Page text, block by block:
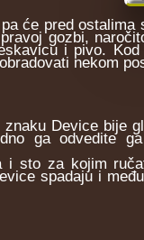
će pred
gozbi,
i pivo.
nekom
Device bije
ga odvedite
sto za kojim
spadaju i